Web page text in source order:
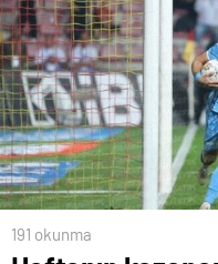
191 okunma